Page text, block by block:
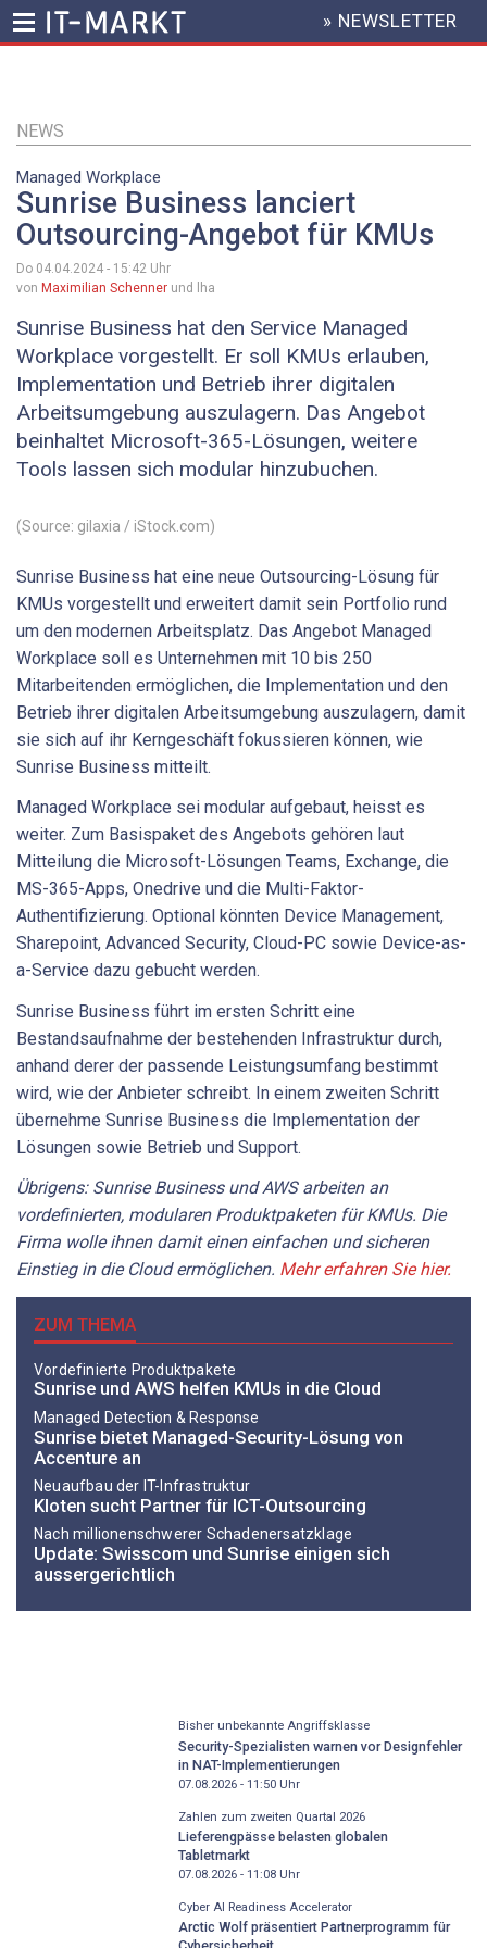
Inhalt
HEADER
MENU
» NEWSLETTER
NEWS
Managed Workplace
Sunrise Business lanciert
Outsourcing-Angebot für KMUs
Do 04.04.2024 - 15:42 Uhr
von Maximilian Schenner und lha
Sunrise Business hat den Service Managed
Workplace vorgestellt. Er soll KMUs erlauben,
Implementation und Betrieb ihrer digitalen
Arbeitsumgebung auszulagern. Das Angebot
beinhaltet Microsoft-365-Lösungen, weitere
Tools lassen sich modular hinzubuchen.
(Source: gilaxia / iStock.com)
Sunrise Business hat eine neue Outsourcing-Lösung für
KMUs vorgestellt und erweitert damit sein Portfolio rund
um den modernen Arbeitsplatz. Das Angebot Managed
Workplace soll es Unternehmen mit 10 bis 250
Mitarbeitenden ermöglichen, die Implementation und den
Betrieb ihrer digitalen Arbeitsumgebung auszulagern, damit
sie sich auf ihr Kerngeschäft fokussieren können, wie
Sunrise Business mitteilt.
Managed Workplace sei modular aufgebaut, heisst es
weiter. Zum Basispaket des Angebots gehören laut
Mitteilung die Microsoft-Lösungen Teams, Exchange, die
MS-365-Apps, Onedrive und die Multi-Faktor-
Authentifizierung. Optional könnten Device Management,
Sharepoint, Advanced Security, Cloud-PC sowie Device-as-
a-Service dazu gebucht werden.
Sunrise Business führt im ersten Schritt eine
Bestandsaufnahme der bestehenden Infrastruktur durch,
anhand derer der passende Leistungsumfang bestimmt
wird, wie der Anbieter schreibt. In einem zweiten Schritt
übernehme Sunrise Business die Implementation der
Lösungen sowie Betrieb und Support.
Übrigens: Sunrise Business und AWS arbeiten an
vordefinierten, modularen Produktpaketen für KMUs. Die
Firma wolle ihnen damit einen einfachen und sicheren
Einstieg in die Cloud ermöglichen. Mehr erfahren Sie hier.
ZUM THEMA
Vordefinierte Produktpakete
Sunrise und AWS helfen KMUs in die Cloud
Managed Detection & Response
Sunrise bietet Managed-Security-Lösung von
Accenture an
Neuaufbau der IT-Infrastruktur
Kloten sucht Partner für ICT-Outsourcing
Nach millionenschwerer Schadenersatzklage
Update: Swisscom und Sunrise einigen sich
aussergerichtlich
Bisher unbekannte Angriffsklasse
Security-Spezialisten warnen vor Designfehler
in NAT-Implementierungen
07.08.2026 - 11:50Uhr
Zahlen zum zweiten Quartal 2026
Lieferengpässe belasten globalen
Tabletmarkt
07.08.2026 - 11:08Uhr
Cyber AI Readiness Accelerator
Arctic Wolf präsentiert Partnerprogramm für